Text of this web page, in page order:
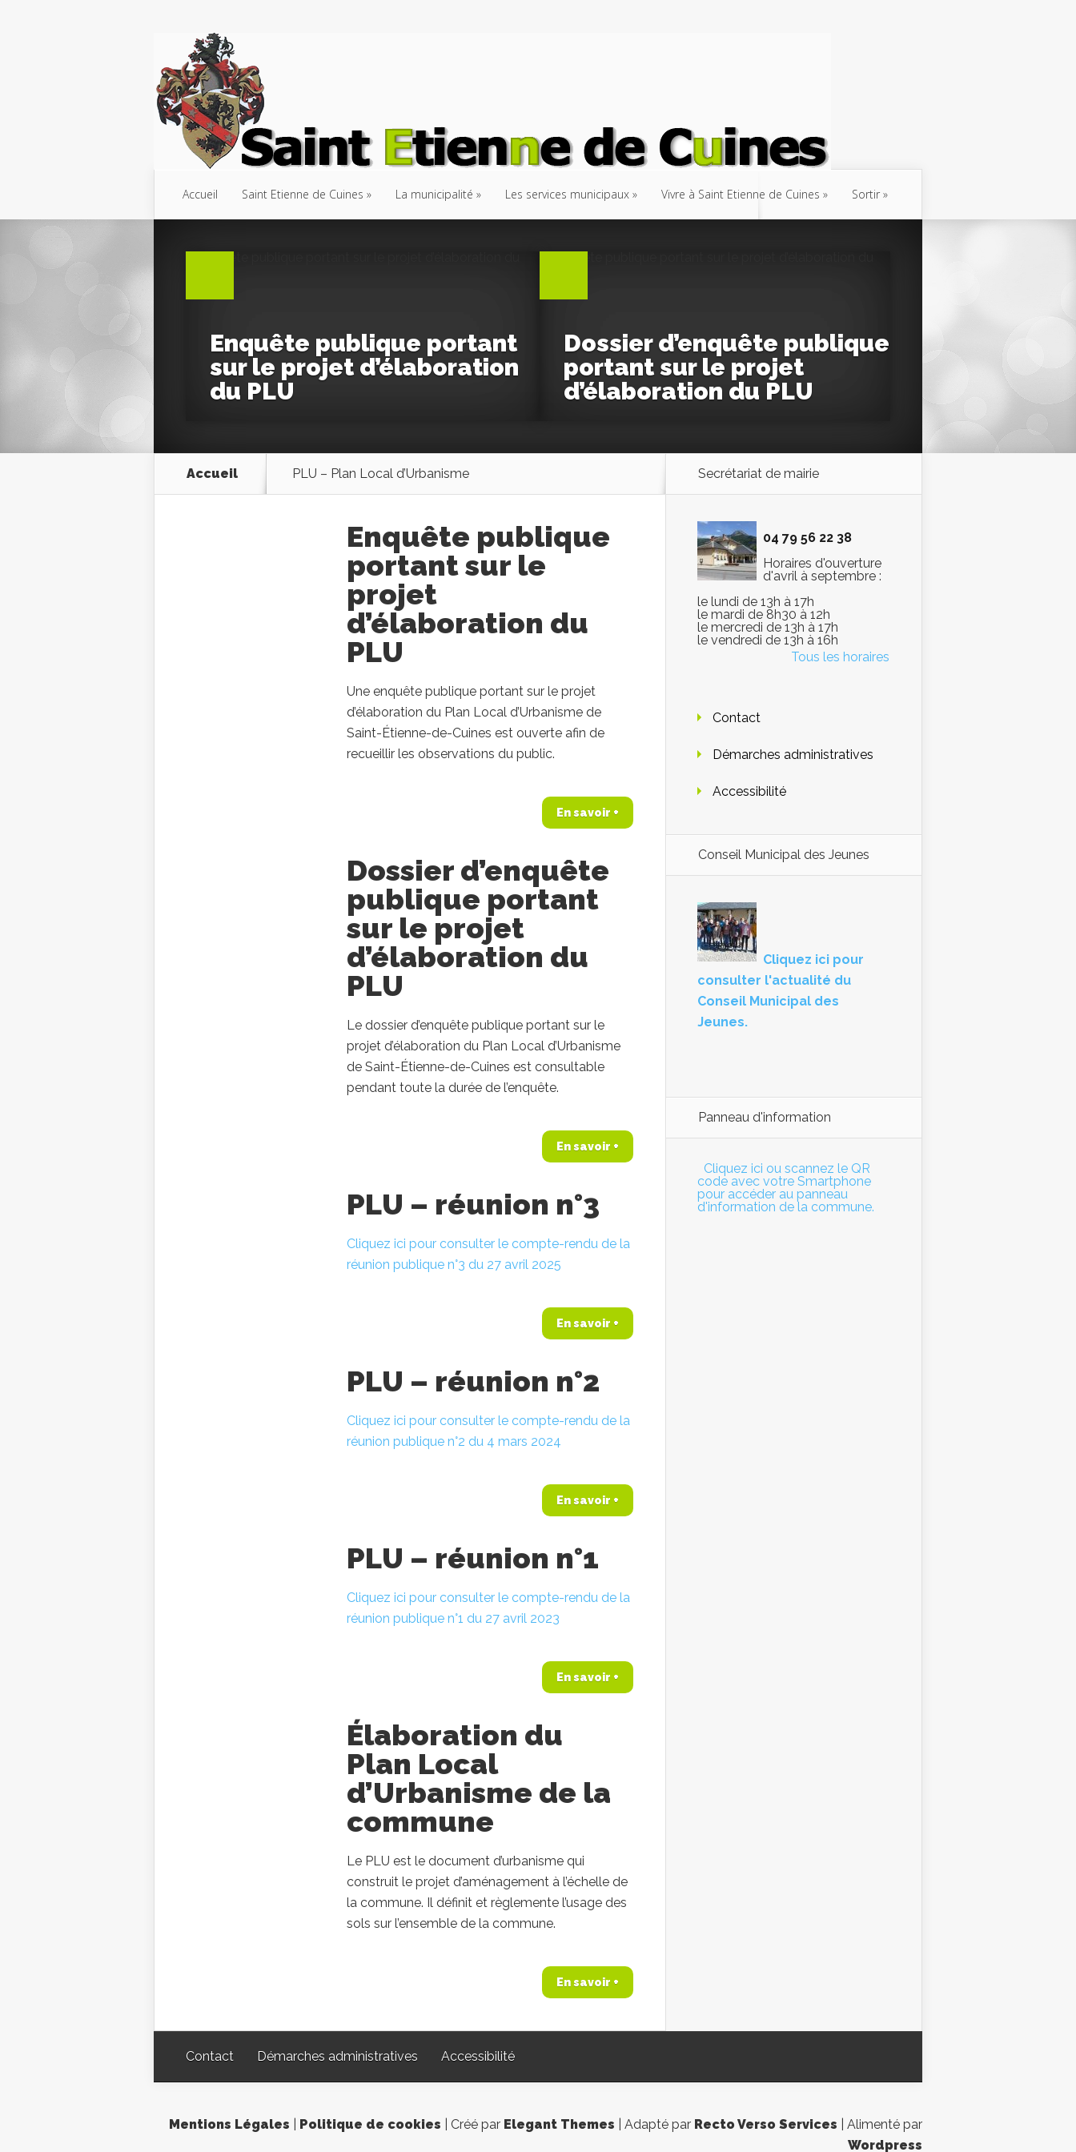
Accueil Saint Etienne de Cuines La municipalité Les services municipaux Vivre à Saint Etienne de Cuines Sortir
Enquête publique portant
sur le projet d’élaboration
du PLU
Dossier d’enquête publique
portant sur le projet
d’élaboration du PLU
Accueil PLU – Plan Local d’Urbanisme
Enquête publique
portant sur le
projet
d’élaboration du
PLU
Une enquête publique portant sur le projet
d’élaboration du Plan Local d’Urbanisme de
Saint-Étienne-de-Cuines est ouverte afin de
recueillir les observations du public.
En savoir +
Dossier d’enquête
publique portant
sur le projet
d’élaboration du
PLU
Le dossier d’enquête publique portant sur le
projet d’élaboration du Plan Local d’Urbanisme
de Saint-Étienne-de-Cuines est consultable
pendant toute la durée de l’enquête.
En savoir +
PLU – réunion n°3
Cliquez ici pour consulter le compte-rendu de la
réunion publique n°3 du 27 avril 2025
En savoir +
PLU – réunion n°2
Cliquez ici pour consulter le compte-rendu de la
réunion publique n°2 du 4 mars 2024
En savoir +
PLU – réunion n°1
Cliquez ici pour consulter le compte-rendu de la
réunion publique n°1 du 27 avril 2023
En savoir +
Élaboration du
Plan Local
d’Urbanisme de la
commune
Le PLU est le document d’urbanisme qui
construit le projet d’aménagement à l’échelle de
la commune. Il définit et règlemente l’usage des
sols sur l’ensemble de la commune.
En savoir +
Secrétariat de mairie
04 79 56 22 38
Horaires d'ouverture
d'avril à septembre :
le lundi de 13h à 17h
le mardi de 8h30 à 12h
le mercredi de 13h à 17h
le vendredi de 13h à 16h
Tous les horaires
Contact
Démarches administratives
Accessibilité
Conseil Municipal des Jeunes
Cliquez ici pour
consulter l'actualité du
Conseil Municipal des
Jeunes.
Panneau d'information
Cliquez ici ou scannez le QR
code avec votre Smartphone
pour accéder au panneau
d'information de la commune.
Contact Démarches administratives Accessibilité
Mentions Légales Politique de cookies | Créé par Elegant Themes | Adapté par Recto Verso Services | Alimenté par
Wordpress